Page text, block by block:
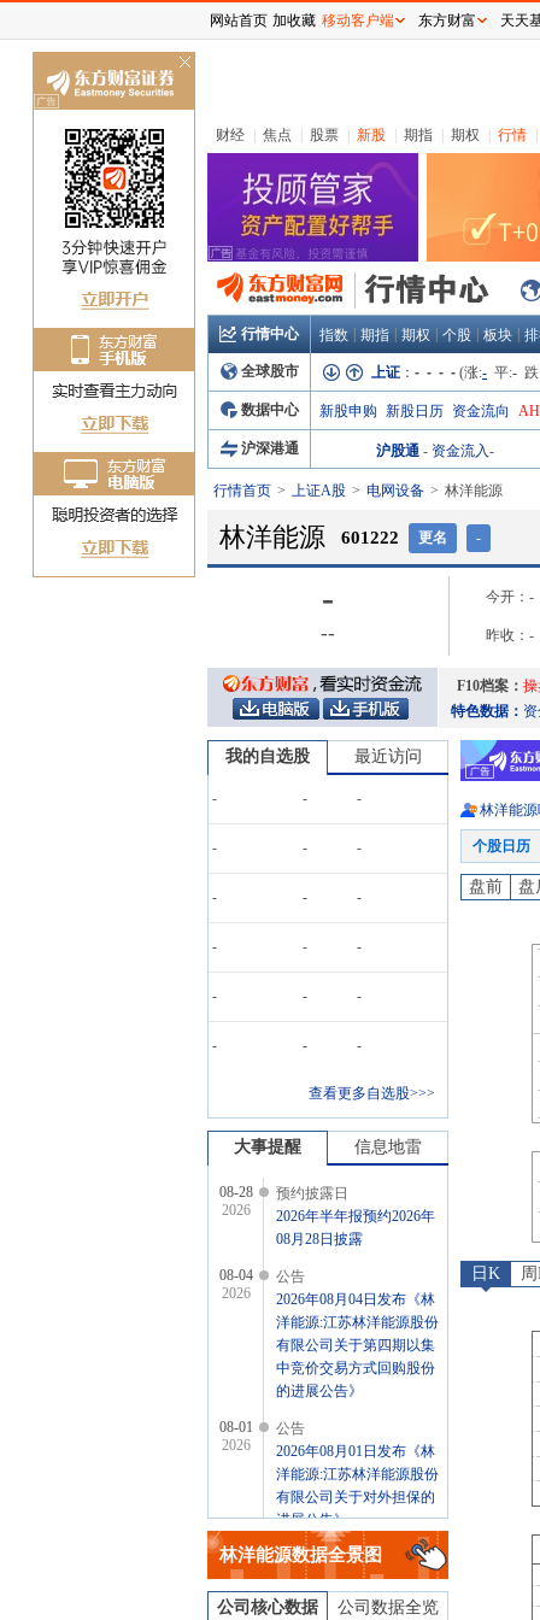
财经 焦点 股票 新股 期指 期权 行情
行情中心 指数 期指 期权 个股 板块
全球股市 上证 ： - - - - (涨:- 平:-
数据中心 新股申购 新股日历 资金流向
沪深港通 沪股通 - 资金流入-
行情首页 上证A股 电网设备 林洋能源
林洋能源 601222 更名 -
-
--
今开： -
昨收： -
F10档案：
特色数据：
我的自选股 最近访问
- - -
- - -
- - -
- - -
- - -
- - -
查看更多自选股>>>
大事提醒 信息地雷
08-28
2026
预约披露日
2026年半年报预约2026年
08月28日披露
08-04
2026
公告
2026年08月04日发布《林
洋能源:江苏林洋能源股份
有限公司关于第四期以集
中竞价交易方式回购股份
的进展公告》
08-01
2026
公告
2026年08月01日发布《林
洋能源:江苏林洋能源股份
有限公司关于对外担保的
进展公告》
07-02
2026
公告
2026年07月02日发布《林
洋能源:江苏林洋能源股份
林洋能源数据全景图
公司核心数据 公司数据全览
林洋能源
个股日历
盘前 盘
日K
网站首页 加收藏 移动客户端 东方财富 天天